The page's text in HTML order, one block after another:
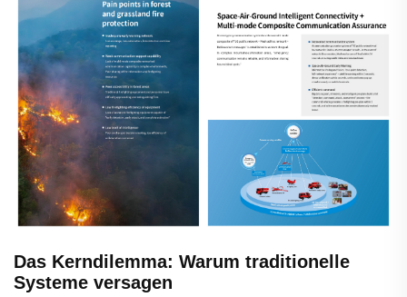
Das Kerndilemma: Warum traditionelle
Systeme versagen